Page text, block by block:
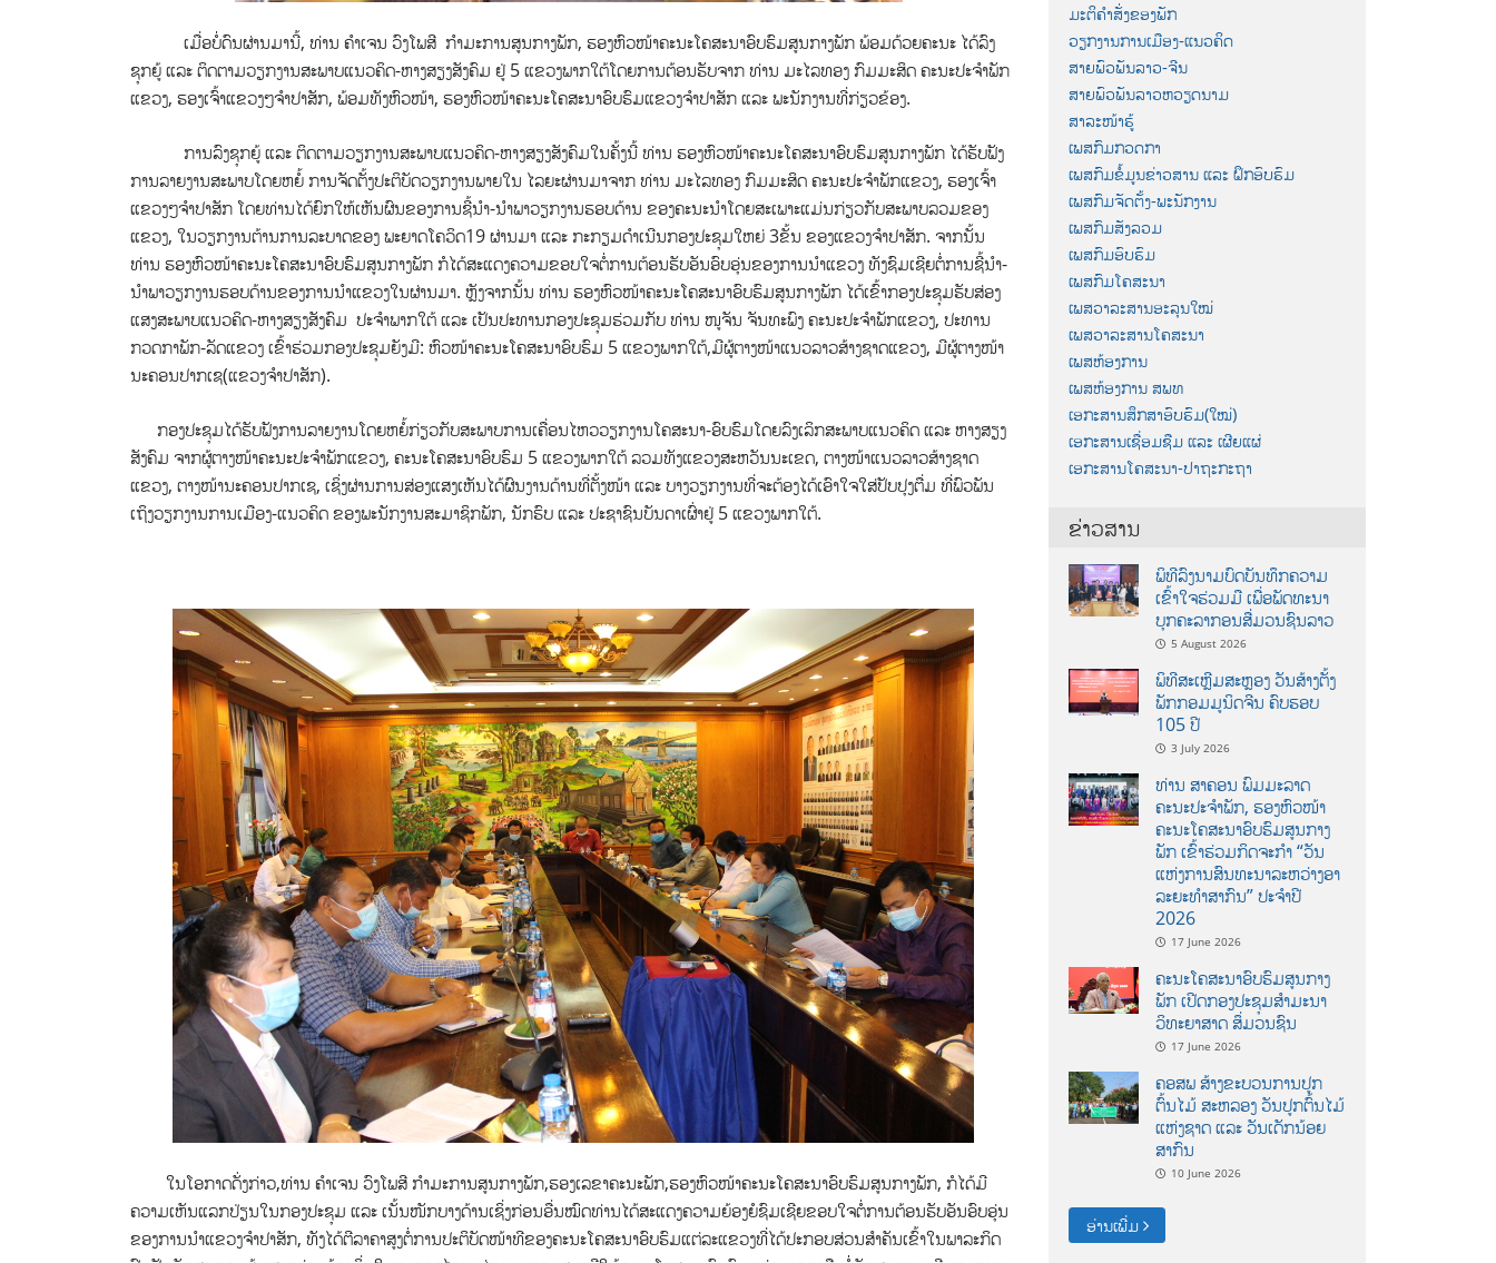
ເມື່ອບໍ່ດົນຜ່ານມານີ້, ທ່ານ ຄຳເຈນ ວົງໂພສີ ກຳມະການສູນກາງພັກ, ຮອງຫົວໜ້າຄະນະໂຄສະນາອົບຮົມສູນກາງພັກ ພ້ອມດ້ວຍຄະນະ ໄດ້​ລົງ​
ຊຸກຍູ້ ແລະ ຕິດຕາມ​ວຽກງານ​ສະພາບແນວຄິດ-ຫາງສຽງສັງຄົມ ຢູ່​ 5 ແຂວງພາກໃຕ້ໂດຍການຕ້ອນຮັບຈາກ ທ່ານ ມະໄລທອງ ກົມມະສິດ ຄະນະປະຈຳພັກ
ແຂວງ, ຮອງເຈົ້າແຂວງໆຈຳປາສັກ, ພ້ອມທັງຫົວໜ້າ, ຮອງຫົວໜ້າຄະນະໂຄສະນາອົບຮົມແຂວງຈຳປາສັກ​ ແລະ ພະນັກງານ​ທີ່​ກ່ຽວຂ້ອງ.
ການລົງ​ຊຸກຍູ້​ ​ແລະ ຕິດຕາມ​ວຽກງານສະພາບແນວຄິດ-ຫາງສຽງສັງຄົມໃນຄັ້ງນີ້ ທ່ານ ຮອງຫົວໜ້າຄະນະໂຄສະນາອົບຮົມສູນກາງພັກ ໄດ້ຮັບຟັງ
ການ​ລາຍ​ງານ​ສະພາບ​ໂດຍຫຍໍ້ ການຈັດ​ຕັ້ງ​ປະຕິບັດ​ວຽກງານ​ພາຍໃນ ​ໄລຍະ​ຜ່ານ​ມາຈາກ ທ່ານ ມະໄລທອງ ກົມມະສິດ ຄະນະປະຈຳພັກແຂວງ, ຮອງເຈົ້າ
ແຂວງໆຈຳປາສັກ​ ໂດຍທ່ານໄດ້ຍົກໃຫ້ເຫັນຜົນຂອງການຊີ້ນຳ-ນຳພາວຽກງານຮອບດ້ານ ຂອງຄະນະ​ນຳ​ໂດຍ​ສະ​ເພາະ​ແມ່ນກ່ຽວກັບ​ສະພາບ​ລວມຂອງ​
ແຂວງ​, ໃນວຽກງານຕ້ານການລະບາດຂອງ ພະຍາດໂຄວິດ19 ຜ່ານມາ ​ແລະ ກະກຽມດໍາເນີນກອງປະຊຸມໃຫຍ່ 3ຂັ້ນ ຂອງແຂວງຈໍາປາສັກ.​ ຈາກນັ້ນ
ທ່ານ ຮອງຫົວໜ້າຄະນະໂຄສະນາອົບຮົມສູນກາງພັກ ກໍໄດ້ສະແດງຄວາມຂອບໃຈຕໍ່ການຕ້ອນຮັບອັນອົບອຸ່ນຂອງການນຳແຂວງ ທັງຊົມເຊີຍຕໍ່ການຊີ້ນຳ-
ນຳພາວຽກງານຮອບດ້ານຂອງການນຳແຂວງ​ໃນ​ຜ່ານ​ມາ. ຫຼັງຈາກ​ນັ້ນ ທ່ານ ​ຮອງ​ຫົວໜ້າຄະນະ​ໂຄສະນາ​ອົບຮົມ​ສູນ​ກາງ​ພັກ ​ໄດ້​ເຂົ້າກອງປະຊຸມຮັບສ່ອງ
ແສງສະພາບແນວຄິດ-ຫາງສຽງສັງຄົມ ປະຈຳພາກໃຕ້ ​ແລະ ເປັນປະທານກອງ​ປະຊຸມຮ່ວມກັບ ທ່ານ ໜູຈັນ ຈັນທະພົງ ຄະນະປະຈຳພັກແຂວງ, ປະທານ
ກວດກາພັກ-ລັດແຂວງ ເຂົ້າຮ່ວມກອງປະຊຸມຍັງມີ: ຫົວໜ້າຄະນະໂຄສະນາອົບຮົມ 5 ແຂວງພາກໃຕ້,ມີຜູ້ຕາງໜ້າແນວລາວສ້າງຊາດແຂວງ, ມີຜູ້ຕາງໜ້າ
ນະຄອນປາກເຊ(ແຂວງຈຳປາສັກ).
ກອງປະຊຸມໄດ້ຮັບຟັງການລາຍງານໂດຍຫຍໍ້ກ່ຽວກັບສະພາບການເຄື່ອນໄຫວວຽກງານໂຄສະນາ-ອົບຮົມໂດຍລົງເລິກສະພາບແນວຄິດ ແລະ ຫາງສຽງ
ສັງຄົມ ຈາກຜູ້ຕາງໜ້າຄະນະປະຈໍາພັກແຂວງ, ຄະນະໂຄສະນາອົບຮົມ 5 ແຂວງພາກໃຕ້ ລວມທັງແຂວງສະຫວັນນະເຂດ, ຕາງໜ້າແນວລາວສ້າງຊາດ
ແຂວງ, ຕາງໜ້ານະຄອນປາກເຊ, ເຊິ່ງຜ່ານການສ່ອງແສງເຫັນໄດ້ຜົນງານດ້ານທີ່ຕັ້ງໜ້າ ແລະ ບາງວຽກງານທີ່ຈະຕ້ອງໄດ້ເອົາໃຈໃສ່ປັບປຸງຕື່ມ ທີ່ພົວພັນ
ເຖິງວຽກງານການເມືອງ-ແນວຄິດ ຂອງພະນັກງານສະມາຊິກພັກ, ນັກຮົບ ແລະ ປະຊາຊົນບັນດາເຜົ່າຢູ່ 5 ແຂວງພາກໃຕ້.
ໃນໂອກາດດັ່ງກ່າວ,ທ່ານ ຄຳເຈນ ວົງໂພສີ ກຳມະການສູນກາງພັກ,ຮອງເລຂາຄະນະພັກ,ຮອງຫົວໜ້າຄະນະໂຄສະນາອົບຮົມສູນກາງພັກ, ກໍໄດ້ມີ
ຄວາມເຫັນແລກປ່ຽນໃນກອງປະຊຸມ ແລະ ເນັ້ນໜັກບາງດ້ານເຊິ່ງກ່ອນອື່ນໝົດທ່ານໄດ້ສະແດງຄວາມຍ້ອງຍໍຊົມເຊີຍຂອບໃຈຕໍ່ການຕ້ອນຮັບອັນອົບອຸ່ນ
ຂອງການນຳແຂວງຈຳປາສັກ, ທັງໄດ້ຕີລາຄາສູງຕໍ່ການປະຕິບັດໜ້າທີຂອງຄະນະໂຄສະນາອົບຮົມແຕ່ລະແຂວງທີ່ໄດ້ປະກອບສ່ວນສຳຄັນເຂົ້າໃນພາລະກິດ
ມະຕິຄຳສັ່ງຂອງພັກ
ວຽກງານການເມືອງ-ແນວຄິດ
ສາຍພົວພັນລາວ-ຈີນ
ສາຍພົວພັນລາວຫວຽດນາມ
ສາລະໜ້າຮູ້
ເພສກົມກວດກາ
ເພສກົມຂໍ້ມູນຂ່າວສານ ແລະ ຝຶກອົບຮົມ
ເພສກົມຈັດຕັ້ງ-ພະນັກງານ
ເພສກົມສັງລວມ
ເພສກົມອົບຮົມ
ເພສກົມໂຄສະນາ
ເພສວາລະສານອະລຸນໃໝ່
ເພສວາລະສານໂຄສະນາ
ເພສຫ້ອງການ
ເພສຫ້ອງການ ສພທ
ເອກະສານສຶກສາອົບຮົມ(ໃໝ່)
ເອກະສານເຊື່ອມຊືມ ແລະ ເຜີຍແຜ່
ເອກະສານໂຄສະນາ-ປາຖະກະຖາ
ຂ່າວສານ
ພິທີລົງນາມບົດບັນທຶກຄວາມ
ເຂົ້າໃຈຮ່ວມມື ເພື່ອພັດທະນາ
ບຸກຄະລາກອນສື່ມວນຊົນລາວ
5 August 2026
ພິທີສະເຫຼີມສະຫຼອງ ວັນສ້າງຕັ້ງ
ພັກກອມມູນິດຈີນ ຄົບຮອບ
105 ປີ
3 July 2026
ທ່ານ ສາຄອນ ພົມມະລາດ
ຄະນະປະຈໍາພັກ, ຮອງຫົວໜ້າ
ຄະນະໂຄສະນາອົບຮົມສູນກາງ
ພັກ ເຂົ້າຮ່ວມກິດຈະກຳ “ວັນ
ແຫ່ງການສົນທະນາລະຫວ່າງອາ
ລະຍະທຳສາກົນ” ປະຈຳປີ
2026
17 June 2026
ຄະນະໂຄສະນາອົບຮົມສູນກາງ
ພັກ ເປີດກອງປະຊຸມສຳມະນາ
ວິທະຍາສາດ ສຶ່ມວນຊົນ
17 June 2026
ຄອສພ ສ້າງຂະບວນການປູກ
ຕົ້ນໄມ້ ສະຫລອງ ວັນປູກຕົ້ນໄມ້
ແຫ່ງຊາດ ແລະ ວັນເດັກນ້ອຍ
ສາກົນ
10 June 2026
ອ່ານເພີ່ມ